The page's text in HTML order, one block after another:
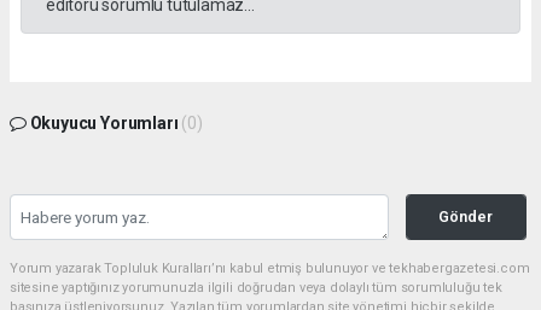
editörü sorumlu tutulamaz...
Okuyucu Yorumları (0)
Gönder
Yorum yazarak Topluluk Kuralları’nı kabul etmiş bulunuyor ve tekhabergazetesi.com
sitesine yaptığınız yorumunuzla ilgili doğrudan veya dolaylı tüm sorumluluğu tek
başınıza üstleniyorsunuz. Yazılan tüm yorumlardan site yönetimi hiçbir şekilde